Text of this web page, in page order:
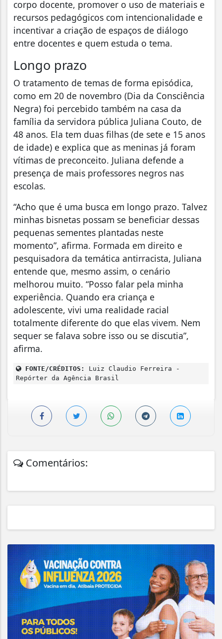
corpo docente, promover o uso de materiais e
recursos pedagógicos com intencionalidade e
incentivar a criação de espaços de diálogo
entre docentes e quem estuda o tema.
Longo prazo
O tratamento de temas de forma episódica,
como em 20 de novembro (Dia da Consciência
Negra) foi percebido também na casa da
família da servidora pública Juliana Couto, de
48 anos. Ela tem duas filhas (de sete e 15 anos
de idade) e explica que as meninas já foram
vítimas de preconceito. Juliana defende a
presença de mais professores negros nas
escolas.
“Acho que é uma busca em longo prazo. Talvez
minhas bisnetas possam se beneficiar dessas
pequenas sementes plantadas neste
momento”, afirma. Formada em direito e
pesquisadora da temática antirracista, Juliana
entende que, mesmo assim, o cenário
melhorou muito. “Posso falar pela minha
experiência. Quando era criança e
adolescente, vivi uma realidade racial
totalmente diferente do que elas vivem. Nem
sequer se falava sobre isso ou se discutia”,
afirma.
FONTE/CRÉDITOS:
Luiz Claudio Ferreira -
Repórter da Agência Brasil
Comentários: